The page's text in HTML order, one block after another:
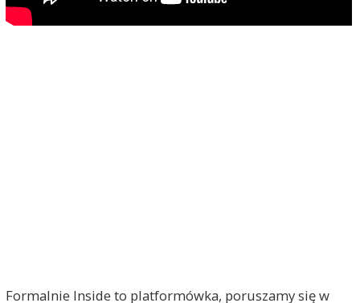
Formalnie Inside to platformówka, poruszamy się w